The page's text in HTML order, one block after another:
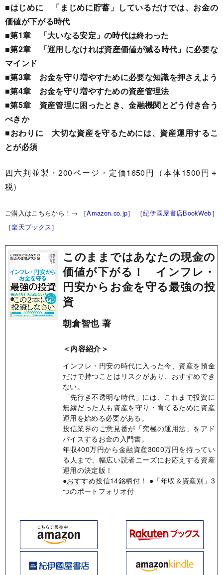
■はじめに 「まじめに貯蓄」しているだけでは、お金の
価値が下がる時代
■第1章 「大いなる安定」の時代は終わった
■第2章 「運用しなければ資産価値が減る時代」に必要な
マインド
■第3章 お金を守り増やすために必要な知識を押さえよう
■第4章 お金を守り増やすための資産管理法
■第5章 資産管理に困ったとき、金融機関とどう付き合う
べきか
■おわりに 大切な資産を守るためには、資産運用するこ
とが必須
四六判並製・200ページ・定価1650円（本体1500円＋
税）
ご購入はこちらから！→ ［Amazon.co.jp］
［紀伊國屋書店BookWeb］
［楽天ブックス］
このままではあなたの現金の
価値が下がる！ インフレ・
円安からお金を守る最強の投
資
朝倉智也 著
＜内容紹介＞
インフレ・円安の時代に入った今、資産を預金
だけで持つことはリスクがあり、おすすめでき
ない。
「先行き不透明な時代」には、これまで投資に
無縁だった人も資産を守り・育てるために資産
運用を始める必要がある。
投信業界のご意見番が「究極の運用法」をアド
バイスするお金の入門書。
年収400万円から金融資産3000万円を持ってい
る人まで、幅広い読者ニーズにお応えする資産
運用の決定版！
●おすすめ投信14銘柄付！ ●「年収＆資産別」3
つのポートフォリオ付